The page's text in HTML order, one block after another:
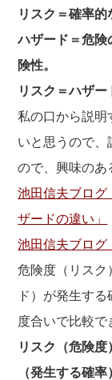
リスク＝確率的
ハザード＝危険
険性。
リスク＝ハザー
私の口から説明
いと思うので、
ので、興味のあ
池田信夫ブログ
ザードの違い」
池田信夫ブログ
危険度（リスク
ド）が発生す
度合いで比較で
リスク（危険
（発生する確率